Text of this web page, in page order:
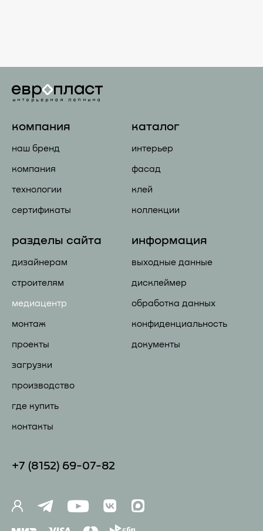
компания
наш бренд
компания
технологии
сертификаты
каталог
интерьер
фасад
клей
коллекции
разделы сайта
дизайнерам
строителям
медиацентр
монтаж
проекты
загрузки
производство
где купить
контакты
информация
выходные данные
дисклеймер
обработка данных
конфиденциальность
документы
+7 (8152) 69-07-82